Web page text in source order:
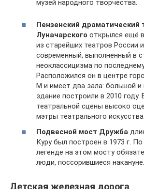
музей народного творчества.
Пензенский драматический
Луначарского открылся ещё
из старейших театров России
современный, выполненный в
неоклассицизма по
Расположился он в центре
М и имеет два зала: большой
здание построили в 2010
театральной сцены высоко
мэтры театрального искусства.
Подвесной мост Дружба
Куру был построен в 1973 г.
легенде на этом мосту
люди, поссорившиеся накануне.
Детская железная дорога